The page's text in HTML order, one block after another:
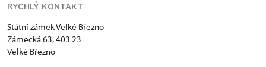
RYCHLÝ KONTAKT
Státní zámek Velké Březno
Zámecká 63, 403 23
Velké Březno